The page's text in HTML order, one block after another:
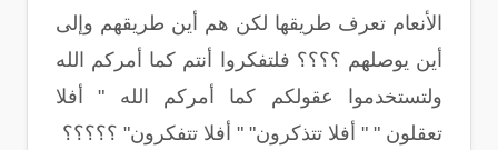
الأنعام تعرف طريقها لكن هم أين طريقهم وإلى
أين يوصلهم ؟؟؟؟ فلتفكروا أنتم كما أمركم الله
ولتستخدموا عقولكم كما أمركم الله " أفلا
تعقلون " " أفلا تتذكرون" " أفلا تتفكرون" ؟؟؟؟؟